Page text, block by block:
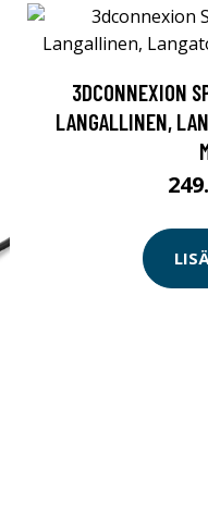
3DCONNEXION
LANGALLINEN,